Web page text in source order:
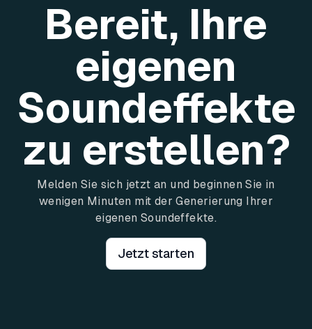
Bereit, Ihre
eigenen
Soundeffekte
zu erstellen?
Melden Sie sich jetzt an und beginnen Sie in
wenigen Minuten mit der Generierung Ihrer
eigenen Soundeffekte.
Jetzt starten